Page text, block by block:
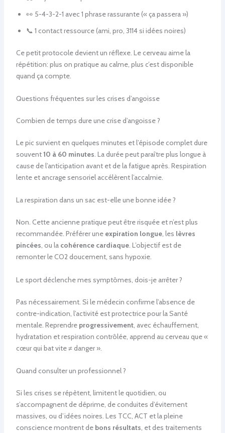
👀 5-4-3-2-1 avec 1 phrase rassurante (« ça passera »)
📞 1 contact ressource (ami, pro, 3114 si idées noires)
Ce petit protocole devient un réflexe. Le cerveau aime la
répétition: plus on pratique au calme, plus c’est disponible
quand ça compte.
Questions fréquentes sur les crises d’angoisse
Combien de temps dure une crise d’angoisse ?
Le pic survient en quelques minutes et l’épisode complet dure
souvent10 à 60 minutes. La durée peut paraître plus longue à
cause de l’anticipation avant et de la fatigue après. Respiration
lente et ancrage sensoriel accélèrent l’accalmie.
La respiration dans un sac est-elle une bonne idée ?
Non. Cette ancienne pratique peut être risquée et n’est plus
recommandée. Préférer une expiration longue, les lèvres
pincées, ou la cohérence cardiaque. L’objectif est de
remonter le CO2 doucement, sans hypoxie.
Le sport déclenche mes symptômes, dois-je arrêter ?
Pas nécessairement. Si le médecin confirme l’absence de
contre-indication, l’activité est protectrice pour la Santé
mentale. Reprendre progressivement, avec échauffement,
hydratation et respiration contrôlée, apprend au cerveau que «
cœur qui bat vite ≠ danger ».
Quand consulter un professionnel ?
Si les crises se répètent, limitent le quotidien, ou
s’accompagnent de déprime, de conduites d’évitement
massives, ou d’idées noires. Les TCC, ACT et la pleine
conscience montrent de bons résultats, et des traitements